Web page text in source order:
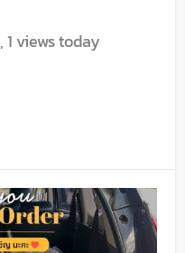
, 1 views today